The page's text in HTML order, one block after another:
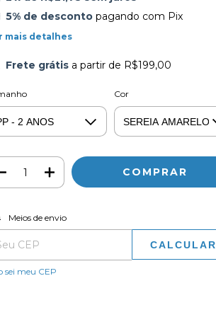
5% de descontopagando com Pix
mais detalhes
Frete grátis a partir de R$199,00
Cor
para o CEP:
Meios de envio
CALCULAR
sei meu CEP